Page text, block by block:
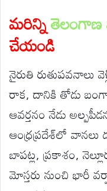
మరిన్నితెలంగాణ
చేయండి
నైరుతి రుతుపవనాలు
రాక, దానికి తోడు
ఆవర్తనం నేడు
ఆంధ్రప్రదేశ్‌లో
బాపట్ల, ప్రకాశం,
మోస్తరు నుంచి భారీ